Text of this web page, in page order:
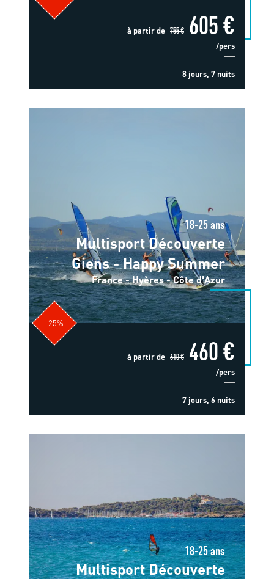
à partir de 755 € 605 €
/pers
8 jours, 7 nuits
18-25 ans
Multisport Découverte
Giens - Happy Summer
France - Hyères - Côte d'Azur
-25%
à partir de 610 € 460 €
/pers
7 jours, 6 nuits
18-25 ans
Multisport Découverte